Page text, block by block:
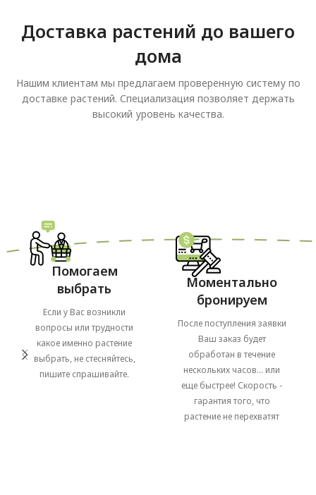
Доставка растений до вашего
дома
Нашим клиентам мы предлагаем проверенную систему по
доставке растений. Специализация позволяет держать
высокий уровень качества.
Помогаем
выбрать
Если у Вас возникли
вопросы или трудности
какое именно растение
выбрать, не стесняйтесь,
пишите спрашивайте.
Моментально
бронируем
После поступления заявки
Ваш заказ будет
обработан в течение
нескольких часов... или
еще быстрее! Скорость -
гарантия того, что
растение не перехватят